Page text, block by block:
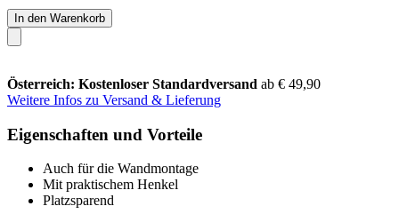
In den Warenkorb
Österreich: Kostenloser Standardversand ab € 49,90
Weitere Infos zu Versand & Lieferung
Eigenschaften und Vorteile
Auch für die Wandmontage
Mit praktischem Henkel
Platzsparend